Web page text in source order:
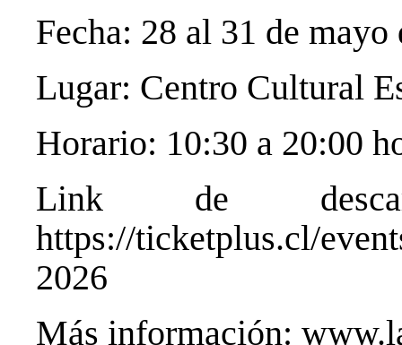
Fecha: 28 al 31 de mayo
Lugar: Centro Cultural
Horario: 10:30 a 20:00
Link de
https://ticketplus.cl/
2026
Más información: